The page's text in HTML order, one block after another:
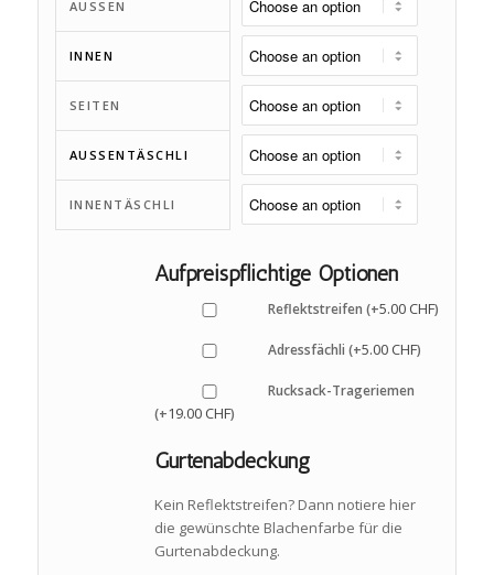
AUSSEN
INNEN
SEITEN
AUSSENTÄSCHLI
INNENTÄSCHLI
Aufpreispflichtige Optionen
Reflektstreifen (+5.00 CHF)
Adressfächli (+5.00 CHF)
Rucksack-Trageriemen
(+19.00 CHF)
Gurtenabdeckung
Kein Reflektstreifen? Dann notiere hier
die gewünschte Blachenfarbe für die
Gurtenabdeckung.